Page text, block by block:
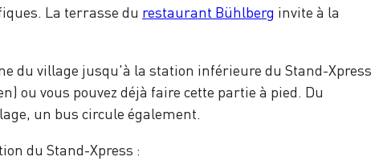
La terrasse du restaurant Bühlberg invite à la
du village jusqu'à la station inférieure du Stand-Xpress
ou vous pouvez déjà faire cette partie à pied. Du
un bus circule également.
du Stand-Xpress :